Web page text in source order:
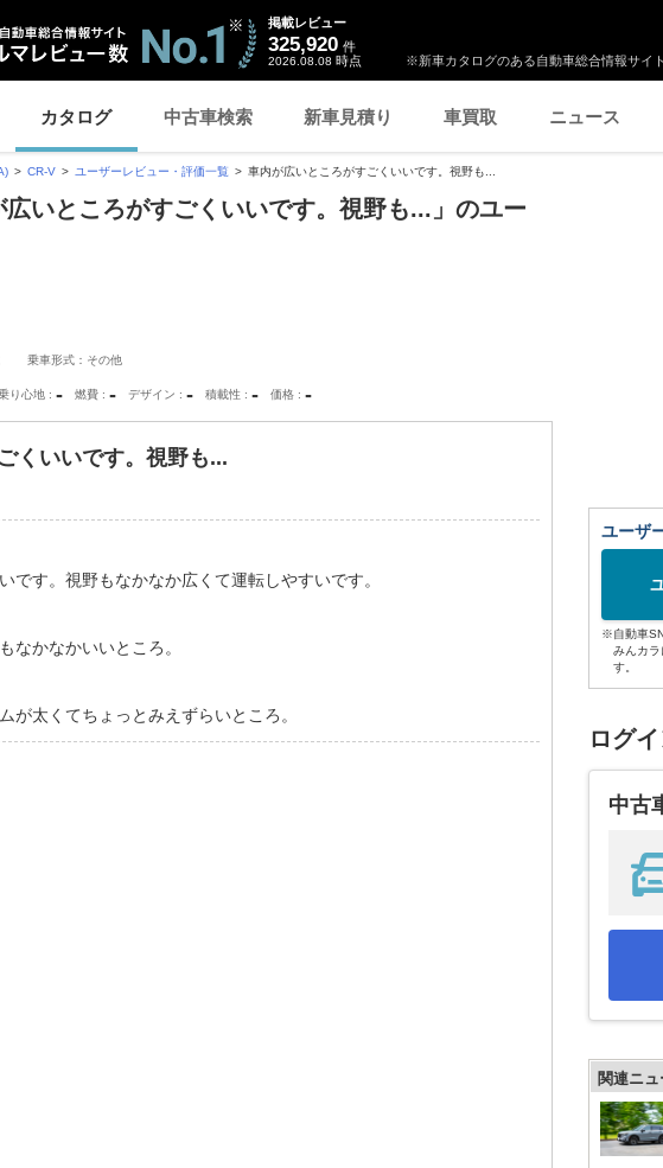
※新車カタログのある自動車総合情報サイ
掲載レビュー
325,920 件
2026.08.08 時点
カタログ 中古車検索 新車見積り 車買取 ニュース
CR-V ユーザーレビュー・評価一覧 車内が広いところがすごくいいです。視野も...
いところがすごくいいです。視野も...」のユー
乗車形式：その他
り心地 - 燃費 - デザイン - 積載性 - 価格 -
くいいです。視野も...
です。視野もなかなか広くて運転しやすいです。
なかなかいいところ。
が太くてちょっとみえずらいところ。
ユーザ
※自動車
みんカラ
す。
ログ
中古
関連ニュ